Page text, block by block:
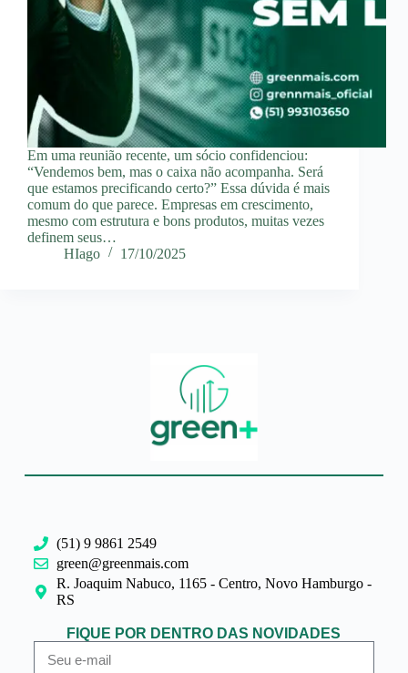
Em uma reunião recente, um sócio confidenciou:
“Vendemos bem, mas o caixa não acompanha. Será
que estamos precificando certo?” Essa dúvida é mais
comum do que parece. Empresas em crescimento,
mesmo com estrutura e bons produtos, muitas vezes
definem seus…
HIago
17/10/2025
(51) 9 9861 2549
green@greenmais.com
R. Joaquim Nabuco, 1165 - Centro, Novo Hamburgo -
RS
FIQUE POR DENTRO DAS NOVIDADES